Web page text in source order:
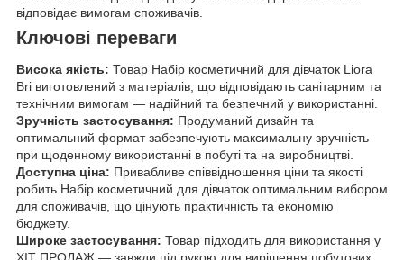
відповідає вимогам споживачів.
Ключові переваги
Висока якість: Товар Набір косметичний для дівчаток Liora
Bri виготовлений з матеріалів, що відповідають санітарним та
технічним вимогам — надійний та безпечний у використанні.
Зручність застосування: Продуманий дизайн та
оптимальний формат забезпечують максимальну зручність
при щоденному використанні в побуті та на виробництві.
Доступна ціна: Привабливе співвідношення ціни та якості
робить Набір косметичний для дівчаток оптимальним вибором
для споживачів, що цінують практичність та економію
бюджету.
Широке застосування: Товар підходить для використання у